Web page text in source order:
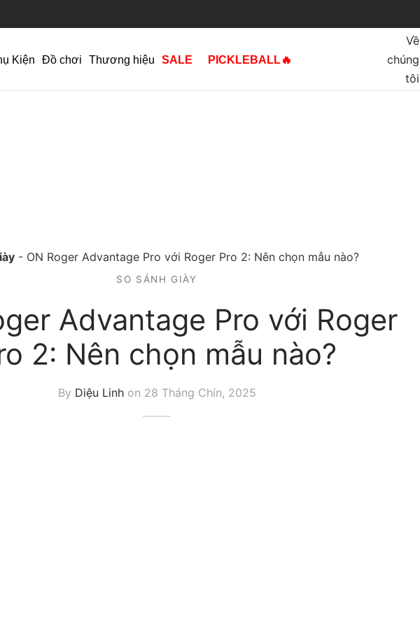
Kiện Đồ chơi Thương hiệu SALE PICKLEBALL🔥
Về
chúng
tôi
- ON Roger Advantage Pro với Roger Pro 2: Nên chọn mẫu nào?
SO SÁNH GIÀY
Advantage Pro với Roger
2: Nên chọn mẫu nào?
By Diệu Linhon 28 Tháng Chín, 2025